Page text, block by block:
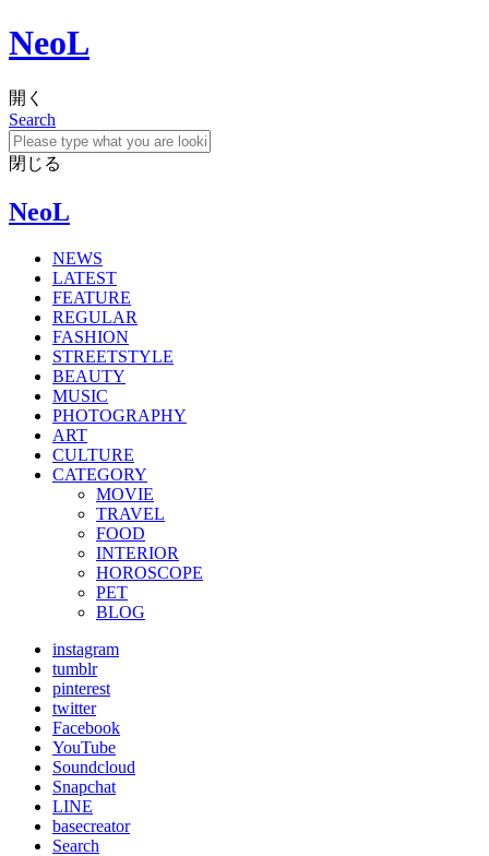
NeoL
開く
Search
閉じる
NeoL
NEWS
LATEST
FEATURE
REGULAR
FASHION
STREETSTYLE
BEAUTY
MUSIC
PHOTOGRAPHY
ART
CULTURE
CATEGORY
MOVIE
TRAVEL
FOOD
INTERIOR
HOROSCOPE
PET
BLOG
instagram
tumblr
pinterest
twitter
Facebook
YouTube
Soundcloud
Snapchat
LINE
basecreator
Search